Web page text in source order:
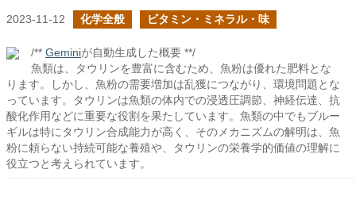
2023-11-12 化学全般 ビタミン・ミネラル・味
/** Geminiが自動生成した概要 **/
魚類は、タウリンを豊富に含むため、魚粉は優れた肥料とな
ります。しかし、魚粉の需要増加は乱獲につながり、環境問題とな
っています。タウリンは魚類の体内での浸透圧調節、神経伝達、抗
酸化作用などに重要な役割を果たしています。魚類の中でもブルー
ギルは特にタウリン合成能力が高く、そのメカニズムの解明は、魚
粉に頼らない持続可能な養殖や、タウリンの栄養学的価値の理解に
役立つと考えられています。